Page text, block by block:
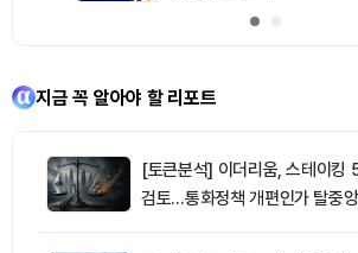
지금 꼭 알아야 할 리포트
[토큰분석] 이더리움, 스테이킹
검토…통화정책 개편인가 탈중